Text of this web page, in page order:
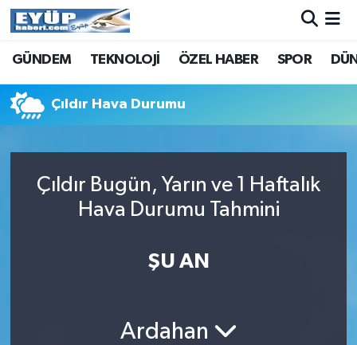
GÜNDEM TEKNOLOJİ ÖZEL HABER SPOR
Çıldır Hava Durumu
Çıldır Bugün, Yarın ve 1 Haftalık
Hava Durumu Tahmini
ŞU AN
Ardahan